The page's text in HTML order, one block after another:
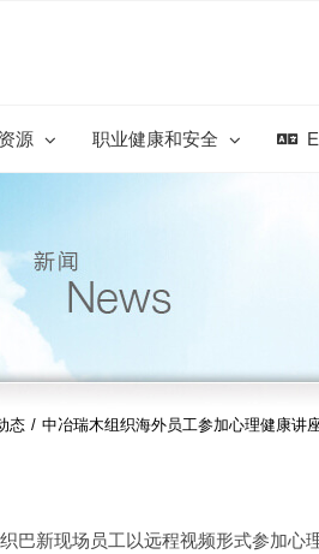
源 职业健康和安全
态 / 中冶瑞木组织海外员工参加心理健康讲
巴新现场员工以远程视频形式参加心